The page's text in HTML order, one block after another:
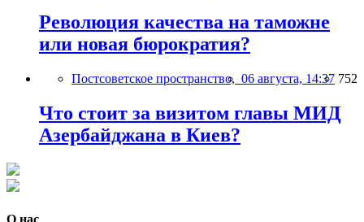
Революция качества на таможне
или новая бюрократия?
Постсоветское пространство, 06 августа, 14:37 752
Что стоит за визитом главы МИД
Азербайджана в Киев?
О нас